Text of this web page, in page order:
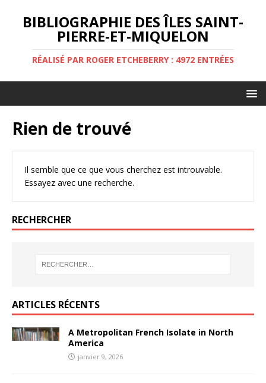
BIBLIOGRAPHIE DES ÎLES SAINT-
PIERRE-ET-MIQUELON
RÉALISÉ PAR ROGER ETCHEBERRY : 4972 ENTRÉES
Rien de trouvé
Il semble que ce que vous cherchez est introuvable.
Essayez avec une recherche.
RECHERCHER
ARTICLES RÉCENTS
A Metropolitan French Isolate in North
America
janvier 9, 2026